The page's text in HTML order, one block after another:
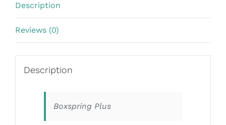
Description
Reviews (0)
Description
Boxspring Plus